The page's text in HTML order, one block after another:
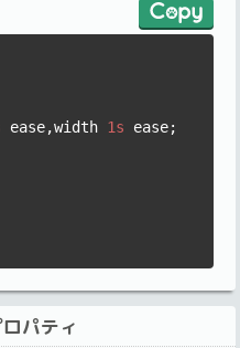
ease,width 1s ease;
パティ